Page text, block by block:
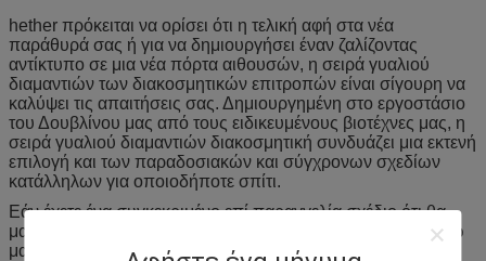
hether πρόκειται να ορίσει ότι η τελική αφή στα νέα
παράθυρά σας ή για να δημιουργήσει έναν ζαλίζοντας
αντίκτυπο σε μια νέα πόρτα αιθουσών, η σειρά γυαλιού
διαμαντιών των διακοσμητικών επιτροπών είναι σίγουρη να
καλύψει τις απαιτήσεις σας. Δημιουργημένη στο εργοστάσιο
του Δουβλίνου μας από τους ειδικευμένους βιοτέχνες μας, η
σειρά γυαλιού διαμαντιών διακοσμητική συνδυάζει μια εκτενή
επιλογή και των παραδοσιακών και σύγχρονων σχεδίων
κατάλληλων για οποιοδήποτε σπίτι.
Εάν έχετε ένα συγκεκριμένο επί παραγγελία σχέδιο ότι θα
μας επιθυμούσατε για να δημιουργήσετε για σας παρακαλώ
μας ελάτε σε επαφή με και θα είμαστε ευτυχείς να